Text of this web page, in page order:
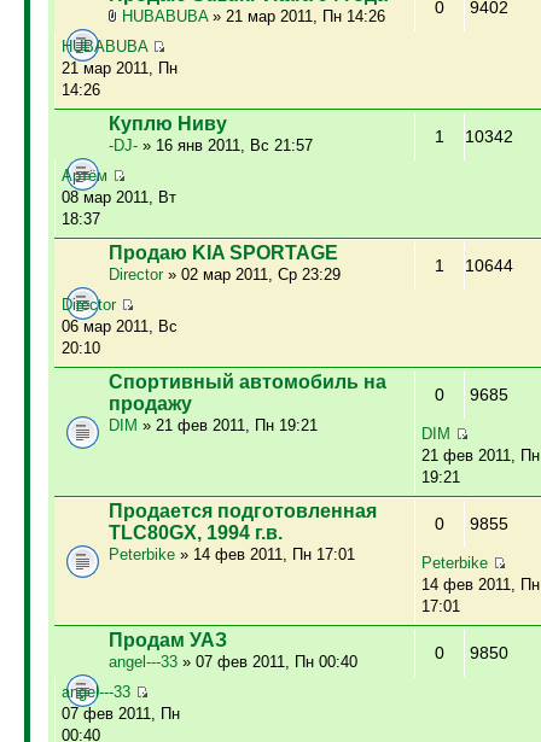
HUBABUBA» 21 мар 2011, Пн 14:26 0 9402
HUBABUBA
21 мар 2011, Пн
14:26
Куплю Ниву
-DJ-» 16 янв 2011, Вс 21:57 1 10342
Артём
08 мар 2011, Вт
18:37
Продаю KIA SPORTAGE
Director» 02 мар 2011, Ср 23:29 1 10644
Director
06 мар 2011, Вс
20:10
Спортивный автомобиль на
продажу
DIM » 21 фев 2011, Пн 19:21
0 9685
DIM
21 фев 2011, Пн
19:21
Продается подготовленная
TLC80GX, 1994 г.в.
Peterbike» 14 фев 2011, Пн 17:01
0 9855
Peterbike
14 фев 2011, Пн
17:01
Продам УАЗ
angel---33» 07 фев 2011, Пн 00:40 0 9850
angel---33
07 фев 2011, Пн
00:40